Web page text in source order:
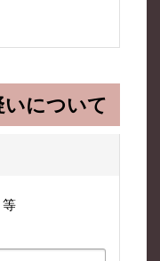
いについて